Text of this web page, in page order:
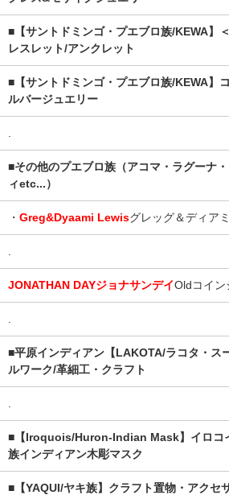
■【サントドミンゴ・プエブロ族/KEWA】
レスレット/アンクレット
■【サントドミンゴ・プエブロ族/KEWA】
ルバージュエリー
.
■その他のプエブロ族（アコマ・ラグーナ
ィetc...）
・ Greg&Dyaami Lewisグレッグ＆ディア
.
JONATHAN DAYジョナサンデイOldコイン
.
■平原インディアン【LAKOTA/ラコタ・ス
ルワーク/革細工・クラフト
.
■【Iroquois/Huron-Indian Mask】イロコ
族インディアン木彫マスク
■【YAQUI/ヤキ族】クラフト置物・アクセ